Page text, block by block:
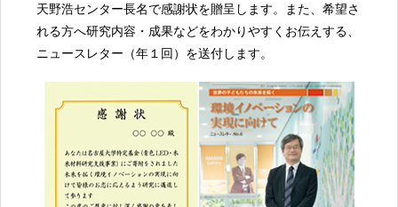
天野浩センター長名で感謝状を贈呈します。また、希望さ
れる方へ研究内容・成果などをわかりやすくお伝えする、
ニュースレター（年１回）を送付します。